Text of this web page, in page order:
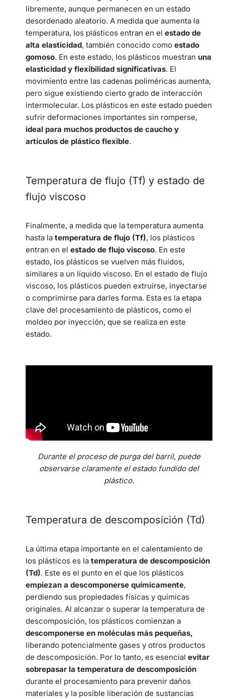
libremente, aunque permanecen en un estado
desordenado aleatorio. A medida que aumenta la
temperatura, los plásticos entran en el estado de
alta elasticidad, también conocido como estado
gomoso. En este estado, los plásticos muestran una
elasticidad y flexibilidad significativas. El
movimiento entre las cadenas poliméricas aumenta,
pero sigue existiendo cierto grado de interacción
intermolecular. Los plásticos en este estado pueden
sufrir deformaciones importantes sin romperse,
ideal para muchos productos de caucho y
artículos de plástico flexible.
Temperatura de flujo (Tf) y estado de
flujo viscoso
Finalmente, a medida que la temperatura aumenta
hasta la temperatura de flujo (Tf), los plásticos
entran en el estado de flujo viscoso. En este
estado, los plásticos se vuelven más fluidos,
similares a un líquido viscoso. En el estado de flujo
viscoso, los plásticos pueden extruirse, inyectarse
o comprimirse para darles forma. Esta es la etapa
clave del procesamiento de plásticos, como el
moldeo por inyección, que se realiza en este
estado.
Durante el proceso de purga del barril, puede
observarse claramente el estado fundido del
plástico.
Temperatura de descomposición (Td)
La última etapa importante en el calentamiento de
los plásticos es la temperatura de descomposición
(Td). Este es el punto en el que los plásticos
empiezan a descomponerse químicamente,
perdiendo sus propiedades físicas y químicas
originales. Al alcanzar o superar la temperatura de
descomposición, los plásticos comienzan a
descomponerse en moléculas más pequeñas,
liberando potencialmente gases y otros productos
de descomposición. Por lo tanto, es esencial evitar
sobrepasar la temperatura de descomposición
durante el procesamiento para prevenir daños
materiales y la posible liberación de sustancias